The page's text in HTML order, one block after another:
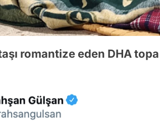
romantize eden DHA